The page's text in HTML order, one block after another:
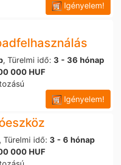
Igényelem!
, Türelmi idő: 3 - 36 hónap
000 HUF
Igényelem!
, Türelmi idő: 3 - 6 hónap
000 HUF